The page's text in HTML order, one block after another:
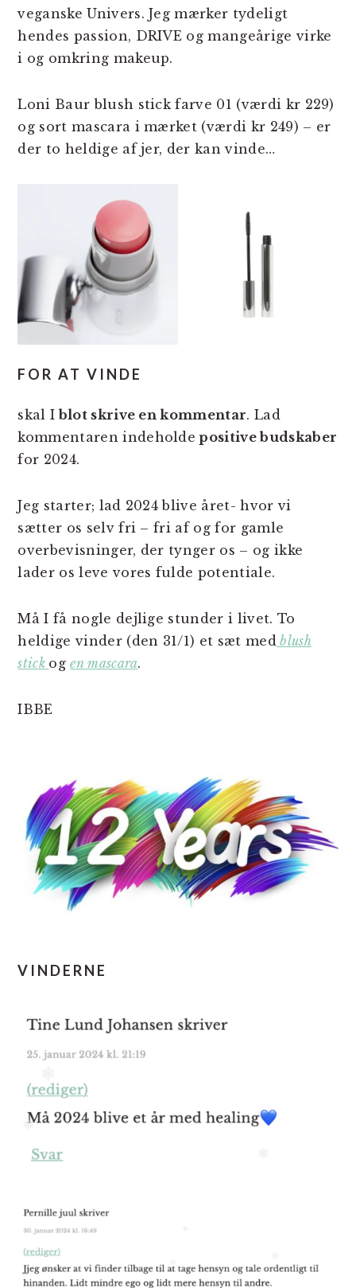
veganske Univers. Jeg mærker tydeligt
hendes passion, DRIVE og mangeårige virke
i og omkring makeup.
Loni Baur blush stick farve 01 (værdi kr 229)
og sort mascara i mærket (værdi kr 249) – er
der to heldige af jer, der kan vinde…
FOR AT VINDE
skal I blot skrive en kommentar. Lad
kommentaren indeholde positive budskaber
for 2024.
Jeg starter; lad 2024 blive året- hvor vi
sætter os selv fri – fri af og for gamle
overbevisninger, der tynger os – og ikke
lader os leve vores fulde potentiale.
Må I få nogle dejlige stunder i livet. To
heldige vinder (den 31/1) et sæt med blush
stick ogen mascara.
IBBE
VINDERNE